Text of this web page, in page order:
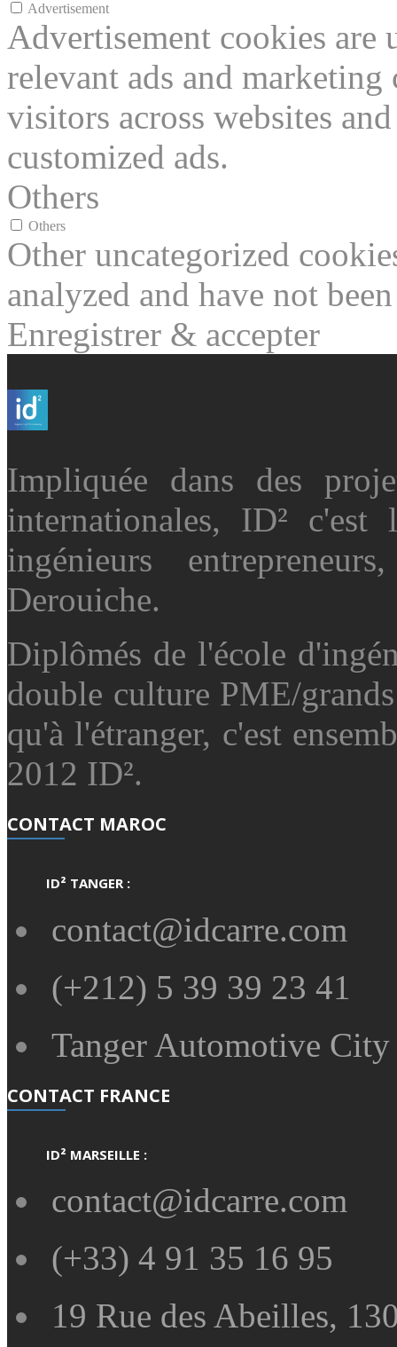
Advertisement
Advertisement cookies
relevant ads and
visitors across websites
customized ads.
Others
Others
Other uncategorized
analyzed and have not
Enregistrer & accepter
Impliquée dans des
internationales, ID²
ingénieurs
Derouiche.
Diplômés de l'école
double culture PME/
qu'à l'étranger, c'est
2012 ID².
CONTACT MAROC
ID² TANGER :
contact@idcarre.com
(+212) 5 39 39 23 41
Tanger Automotive City
CONTACT FRANCE
ID² MARSEILLE :
contact@idcarre.com
(+33) 4 91 35 16 95
19 Rue des Abeilles,